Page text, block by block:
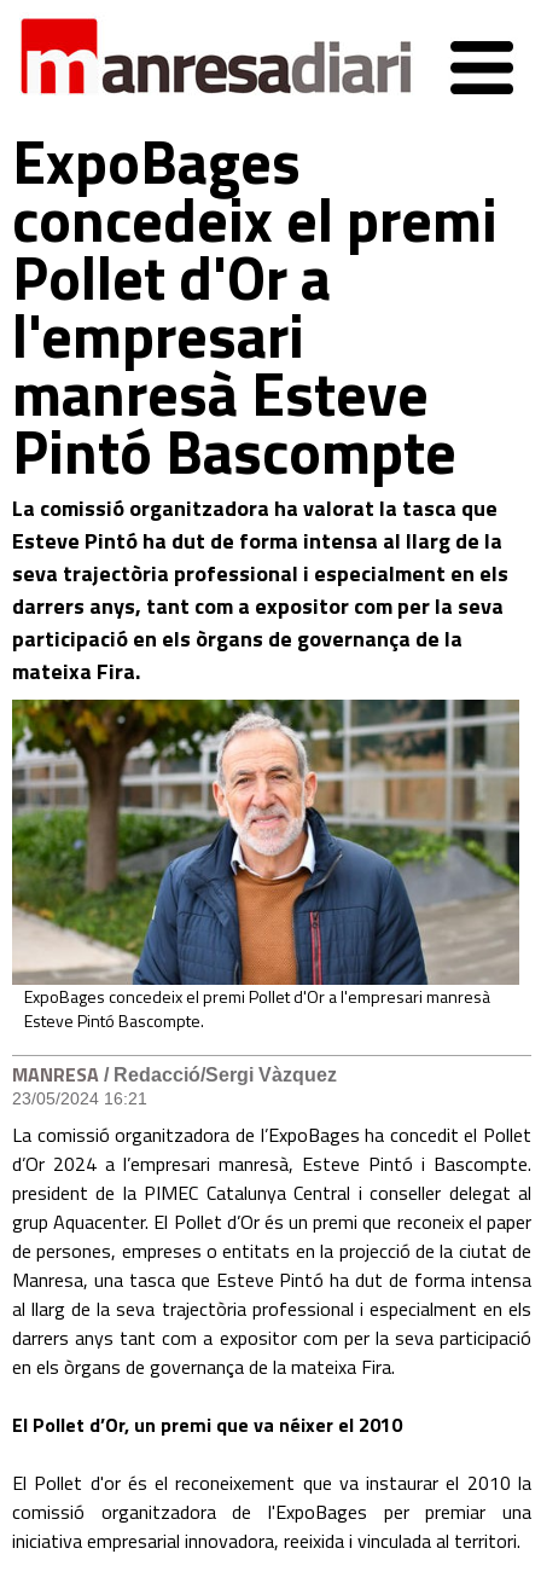
ExpoBages
concedeix el premi
Pollet d'Or a
l'empresari
manresà Esteve
Pintó Bascompte
La comissió organitzadora ha valorat la tasca que
Esteve Pintó ha dut de forma intensa al llarg de la
seva trajectòria professional i especialment en els
darrers anys, tant com a expositor com per la seva
participació en els òrgans de governança de la
mateixa Fira.
ExpoBages concedeix el premi Pollet d'Or a l'empresari manresà
Esteve Pintó Bascompte.
MANRESA / Redacció/Sergi Vàzquez
23/05/2024 16:21
La comissió organitzadora de l’ExpoBages ha concedit el Pollet
d’Or 2024 a l’empresari manresà, Esteve Pintó i Bascompte.
president de la PIMEC Catalunya Central i conseller delegat al
grup Aquacenter. El Pollet d’Or és un premi que reconeix el paper
de persones, empreses o entitats en la projecció de la ciutat de
Manresa, una tasca que Esteve Pintó ha dut de forma intensa
al llarg de la seva trajectòria professional i especialment en els
darrers anys tant com a expositor com per la seva participació
en els òrgans de governança de la mateixa Fira.
El Pollet d’Or, un premi que va néixer el 2010
El Pollet d'or és el reconeixement que va instaurar el 2010 la
comissió organitzadora de l'ExpoBages per premiar una
iniciativa empresarial innovadora, reeixida i vinculada al territori.